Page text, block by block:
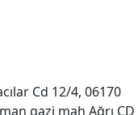
Cd 12/4, 06170
gazi mah Ağrı CD